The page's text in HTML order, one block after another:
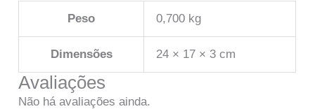
Peso 0,700 kg
Dimensões 24 × 17 × 3 cm
Avaliações
Não há avaliações ainda.